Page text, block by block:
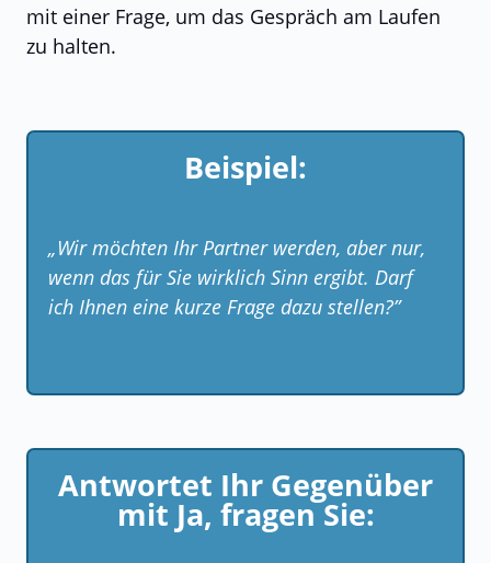
mit einer Frage, um das Gespräch am Laufen
zu halten.
Beispiel:
„Wir möchten Ihr Partner werden, aber nur,
wenn das für Sie wirklich Sinn ergibt. Darf
ich Ihnen eine kurze Frage dazu stellen?”
Antwortet Ihr Gegenüber
mit Ja, fragen Sie: